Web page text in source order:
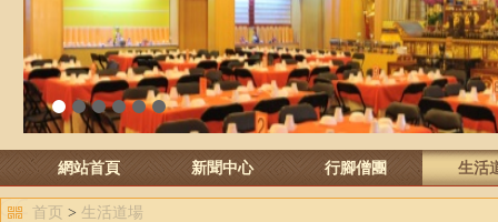
1 2 3 4 5 6
網站首頁 新聞中心 行腳僧團 生活
首页 > 生活道場